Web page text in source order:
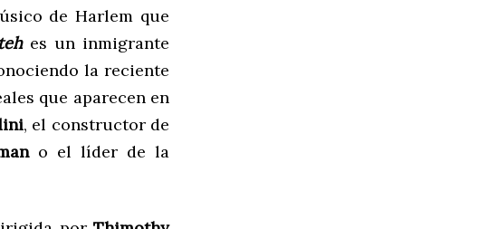
de Harlem que
es un inmigrante
la reciente
que aparecen en
, el constructor de
o el líder de la